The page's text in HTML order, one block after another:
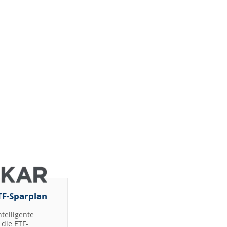
Sparplan
ETF-